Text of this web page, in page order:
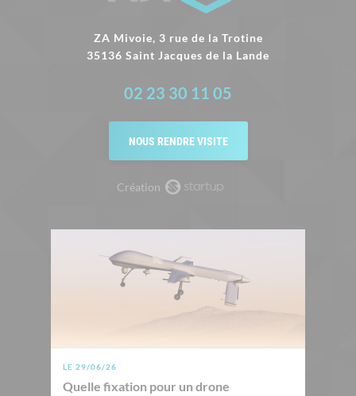
ZA Mivoie, 3 rue de la Trotine
35136 Saint Jacques de la Lande
02 23 30 11 05
NOUS RENDRE VISITE
Création
LE 29/06/26
Quelle fixation pour un drone